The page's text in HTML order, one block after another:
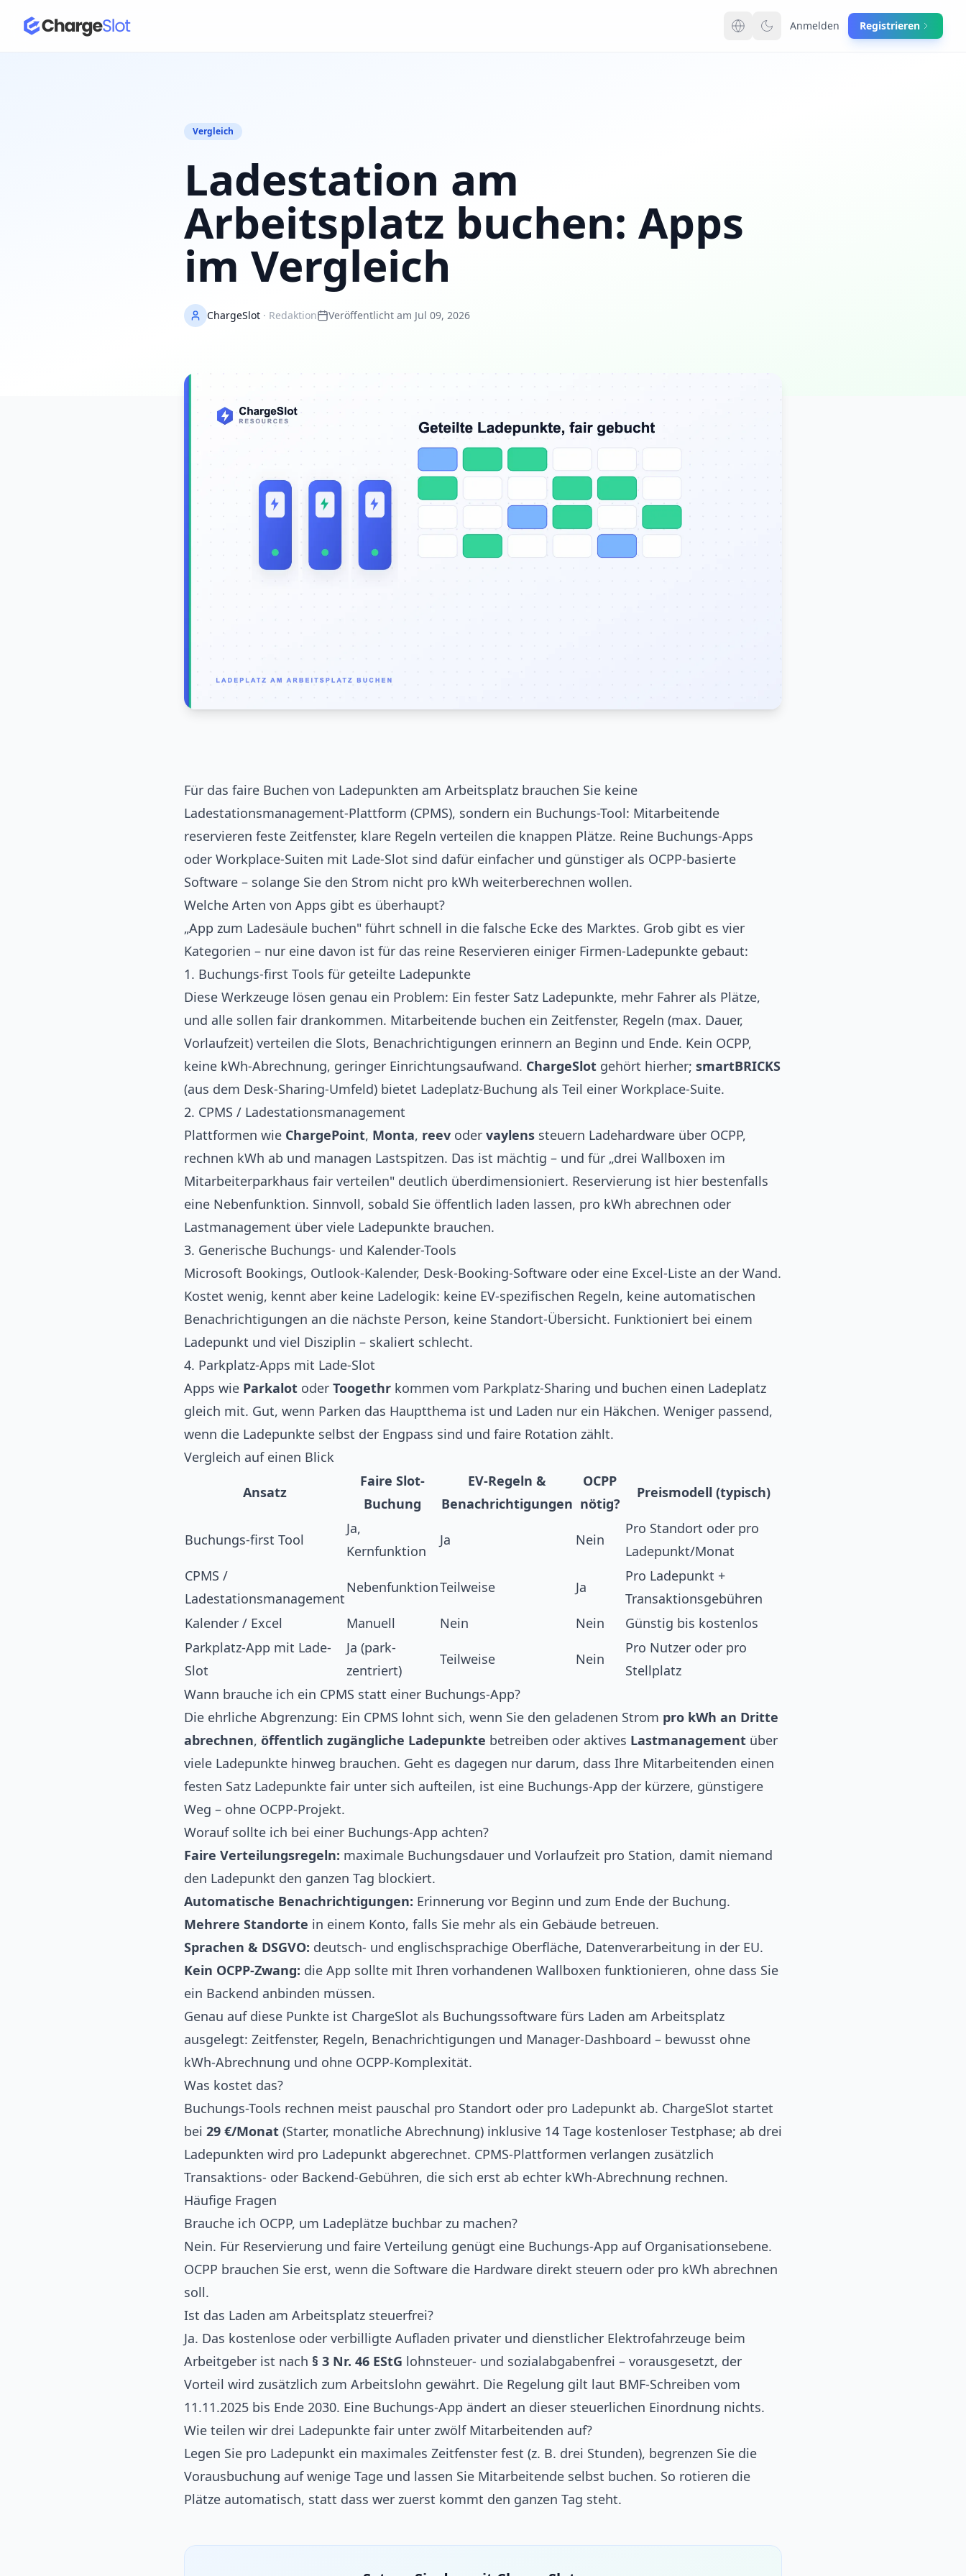
Switch language
Anmelden Registrieren
Vergleich
Ladestation am
Arbeitsplatz buchen: Apps
im Vergleich
ChargeSlot · Redaktion Veröffentlicht am Jul 09, 2026
Für das faire Buchen von Ladepunkten am Arbeitsplatz brauchen Sie keine
Ladestationsmanagement-Plattform (CPMS), sondern ein Buchungs-Tool: Mitarbeitende
reservieren feste Zeitfenster, klare Regeln verteilen die knappen Plätze. Reine Buchungs-Apps
oder Workplace-Suiten mit Lade-Slot sind dafür einfacher und günstiger als OCPP-basierte
Software – solange Sie den Strom nicht pro kWh weiterberechnen wollen.
Welche Arten von Apps gibt es überhaupt?
„App zum Ladesäule buchen" führt schnell in die falsche Ecke des Marktes. Grob gibt es vier
Kategorien – nur eine davon ist für das reine Reservieren einiger Firmen-Ladepunkte gebaut:
1. Buchungs-first Tools für geteilte Ladepunkte
Diese Werkzeuge lösen genau ein Problem: Ein fester Satz Ladepunkte, mehr Fahrer als Plätze,
und alle sollen fair drankommen. Mitarbeitende buchen ein Zeitfenster, Regeln (max. Dauer,
Vorlaufzeit) verteilen die Slots, Benachrichtigungen erinnern an Beginn und Ende. Kein OCPP,
keine kWh-Abrechnung, geringer Einrichtungsaufwand. ChargeSlot gehört hierher; smartBRICKS
(aus dem Desk-Sharing-Umfeld) bietet Ladeplatz-Buchung als Teil einer Workplace-Suite.
2. CPMS / Ladestationsmanagement
Plattformen wie ChargePoint, Monta, reev oder vaylens steuern Ladehardware über OCPP,
rechnen kWh ab und managen Lastspitzen. Das ist mächtig – und für „drei Wallboxen im
Mitarbeiterparkhaus fair verteilen" deutlich überdimensioniert. Reservierung ist hier bestenfalls
eine Nebenfunktion. Sinnvoll, sobald Sie öffentlich laden lassen, pro kWh abrechnen oder
Lastmanagement über viele Ladepunkte brauchen.
3. Generische Buchungs- und Kalender-Tools
Microsoft Bookings, Outlook-Kalender, Desk-Booking-Software oder eine Excel-Liste an der Wand.
Kostet wenig, kennt aber keine Ladelogik: keine EV-spezifischen Regeln, keine automatischen
Benachrichtigungen an die nächste Person, keine Standort-Übersicht. Funktioniert bei einem
Ladepunkt und viel Disziplin – skaliert schlecht.
4. Parkplatz-Apps mit Lade-Slot
Apps wie Parkalot oder Toogethr kommen vom Parkplatz-Sharing und buchen einen Ladeplatz
gleich mit. Gut, wenn Parken das Hauptthema ist und Laden nur ein Häkchen. Weniger passend,
wenn die Ladepunkte selbst der Engpass sind und faire Rotation zählt.
Vergleich auf einen Blick
Ansatz
Faire Slot-
Buchung
EV-Regeln &
Benachrichtigungen
OCPP
nötig?
Preismodell (typisch)
Buchungs-first Tool
Ja,
Kernfunktion
Ja Nein
Pro Standort oder pro
Ladepunkt/Monat
CPMS /
Ladestationsmanagement
NebenfunktionTeilweise Ja
Pro Ladepunkt +
Transaktionsgebühren
Kalender / Excel
Manuell Nein Nein
Günstig bis kostenlos
Parkplatz-App mit Lade-
Slot
Ja (park-
zentriert)
Teilweise Nein
Pro Nutzer oder pro
Stellplatz
Wann brauche ich ein CPMS statt einer Buchungs-App?
Die ehrliche Abgrenzung: Ein CPMS lohnt sich, wenn Sie den geladenen Strom pro kWh an Dritte
abrechnen, öffentlich zugängliche Ladepunkte betreiben oder aktives Lastmanagement über
viele Ladepunkte hinweg brauchen. Geht es dagegen nur darum, dass Ihre Mitarbeitenden einen
festen Satz Ladepunkte fair unter sich aufteilen, ist eine Buchungs-App der kürzere, günstigere
Weg – ohne OCPP-Projekt.
Worauf sollte ich bei einer Buchungs-App achten?
Faire Verteilungsregeln: maximale Buchungsdauer und Vorlaufzeit pro Station, damit niemand
den Ladepunkt den ganzen Tag blockiert.
Automatische Benachrichtigungen: Erinnerung vor Beginn und zum Ende der Buchung.
Mehrere Standorte in einem Konto, falls Sie mehr als ein Gebäude betreuen.
Sprachen & DSGVO: deutsch- und englischsprachige Oberfläche, Datenverarbeitung in der EU.
Kein OCPP-Zwang: die App sollte mit Ihren vorhandenen Wallboxen funktionieren, ohne dass Sie
ein Backend anbinden müssen.
Genau auf diese Punkte ist ChargeSlot als Buchungssoftware fürs Laden am Arbeitsplatz
ausgelegt: Zeitfenster, Regeln, Benachrichtigungen und Manager-Dashboard – bewusst ohne
kWh-Abrechnung und ohne OCPP-Komplexität.
Was kostet das?
Buchungs-Tools rechnen meist pauschal pro Standort oder pro Ladepunkt ab. ChargeSlot startet
bei 29 €/Monat (Starter, monatliche Abrechnung) inklusive 14 Tage kostenloser Testphase; ab drei
Ladepunkten wird pro Ladepunkt abgerechnet. CPMS-Plattformen verlangen zusätzlich
Transaktions- oder Backend-Gebühren, die sich erst ab echter kWh-Abrechnung rechnen.
Häufige Fragen
Brauche ich OCPP, um Ladeplätze buchbar zu machen?
Nein. Für Reservierung und faire Verteilung genügt eine Buchungs-App auf Organisationsebene.
OCPP brauchen Sie erst, wenn die Software die Hardware direkt steuern oder pro kWh abrechnen
soll.
Ist das Laden am Arbeitsplatz steuerfrei?
Ja. Das kostenlose oder verbilligte Aufladen privater und dienstlicher Elektrofahrzeuge beim
Arbeitgeber ist nach § 3 Nr. 46 EStG lohnsteuer- und sozialabgabenfrei – vorausgesetzt, der
Vorteil wird zusätzlich zum Arbeitslohn gewährt. Die Regelung gilt laut BMF-Schreiben vom
11.11.2025 bis Ende 2030. Eine Buchungs-App ändert an dieser steuerlichen Einordnung nichts.
Wie teilen wir drei Ladepunkte fair unter zwölf Mitarbeitenden auf?
Legen Sie pro Ladepunkt ein maximales Zeitfenster fest (z. B. drei Stunden), begrenzen Sie die
Vorausbuchung auf wenige Tage und lassen Sie Mitarbeitende selbst buchen. So rotieren die
Plätze automatisch, statt dass wer zuerst kommt den ganzen Tag steht.